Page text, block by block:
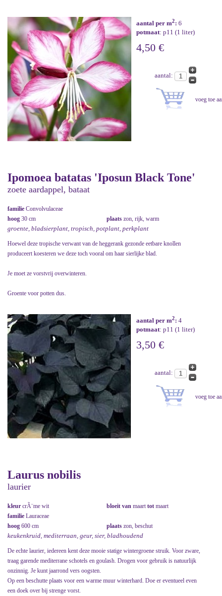
aantal per m2: 6
potmaat: p11 (1 liter)
4,50 €
aantal:
Ipomoea batatas 'Iposun Black Tone'
zoete aardappel, bataat
familie Convolvulaceae
hoog 30 cm plaats zon, rijk, warm
groente, bladsierplant, tropisch, potplant, perkplant
Hoewel deze tropische verwant van de heggerank gezonde eetbare knollen
produceert koesteren we deze toch vooral om haar sierlijke blad.
Je moet ze vorstvrij overwinteren.
Groente voor potten dus.
aantal per m2: 4
potmaat: p11 (1 liter)
3,50 €
aantal:
Laurus nobilis
laurier
kleur crÃ¨me wit bloeit van maart tot maart
familie Lauraceae
hoog 600 cm plaats zon, beschut
keukenkruid, mediterraan, geur, sier, bladhoudend
De echte laurier, iedereen kent deze mooie statige wintergroene struik. Voor zware,
traag garende mediterrane schotels en goulash. Drogen voor gebruik is natuurlijk
onzinnig. Je kunt jaarrond vers oogsten.
Op een beschutte plaats voor een warme muur winterhard. Doe er eventueel even
een doek over bij strenge vorst.